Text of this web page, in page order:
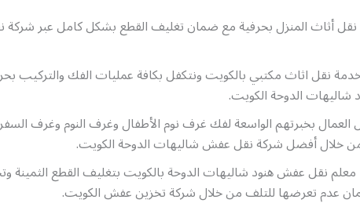
أثاث المنزل بحرفية مع ضمان تغليف القطع بشكل كامل عبر شركة
نقل اثاث مكتبي بالكويت ونتكفل بكافة عمليات الفك والتركيب
الدوحة الكويت.
العمال بخبرتهم الواسعة لفك غرف نوم الأطفال وغرف النوم وغرف
خلال أفضل شركة نقل عفش شاليهات الدوحة الكويت.
معلم نقل عفش هنود شاليهات الدوحة بالكويت بتغليف القطع الثمينة
عدم تعرضها للتلف من خلال شركة تخزين عفش الكويت.